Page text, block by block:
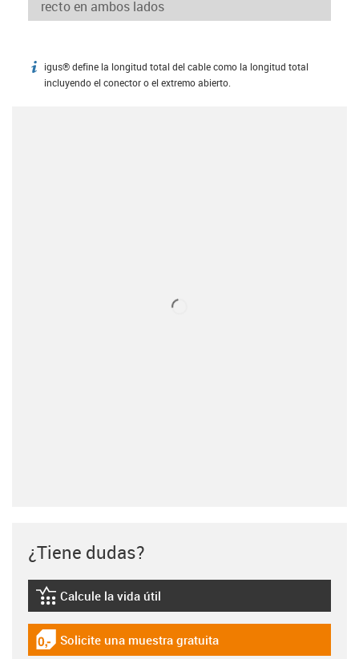
igus-icon-info
igus® define la longitud total del cable como la longitud total
incluyendo el conector o el extremo abierto.
¿Tiene dudas?
igus-icon-lebensdauerrechner
Calcule la vida útil
igus-icon-gratismuster
Solicite una muestra gratuita